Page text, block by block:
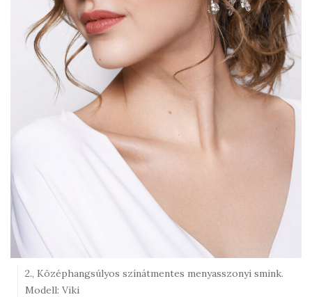
2., Középhangsúlyos színátmentes menyasszonyi smink.
Modell: Viki